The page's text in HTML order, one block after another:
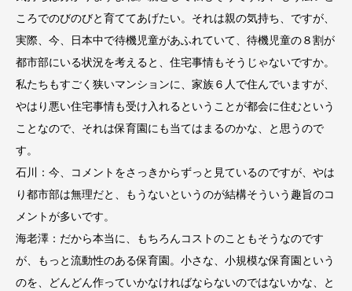
ころでのびのびと育ててあげたい。それは親の気持ち、ですが、
実際、今、日本中で待機児童があふれていて、待機児童の８割が
都市部にいる状況を考えると、住宅事情もそうじゃないですか。
私たちもすごく狭いマンションに、家族６人で住んでいますが、
やはり悪い住宅事情も受け入れるということが都会に住むという
ことなので、それは保育園にも当てはまるのかな、と思うので
す。
石川：今、コメントをさっきからずっと見ているのですが、やは
り都市部は無理だと、もうないというのが結構そういう趣旨のコ
メントが多いです。
海老澤：だから本当に、もちろんコストのこともそうなのです
が、もっと流動性のある保育園。小さな、小規模な保育園という
のを、どんどん作っていかなければならないのではないかな、と